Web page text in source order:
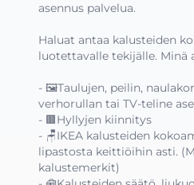
asennus palvelua.
Haluat antaa kalusteiden
luotettavalle tekijälle. Minä
- 🖼️Taulujen, peilin,
verhorullan tai TV-teline
- 🟫Hyllyjen kiinnitys
- 🪑IKEA kalusteiden
lipastosta keittiöihin asti.
kalustemerkit)